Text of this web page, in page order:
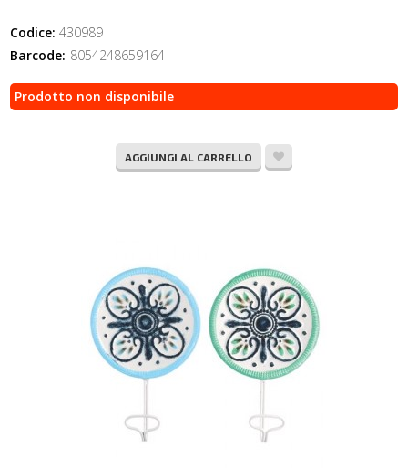
Codice: 430989
Barcode: 8054248659164
Prodotto non disponibile
AGGIUNGI AL CARRELLO